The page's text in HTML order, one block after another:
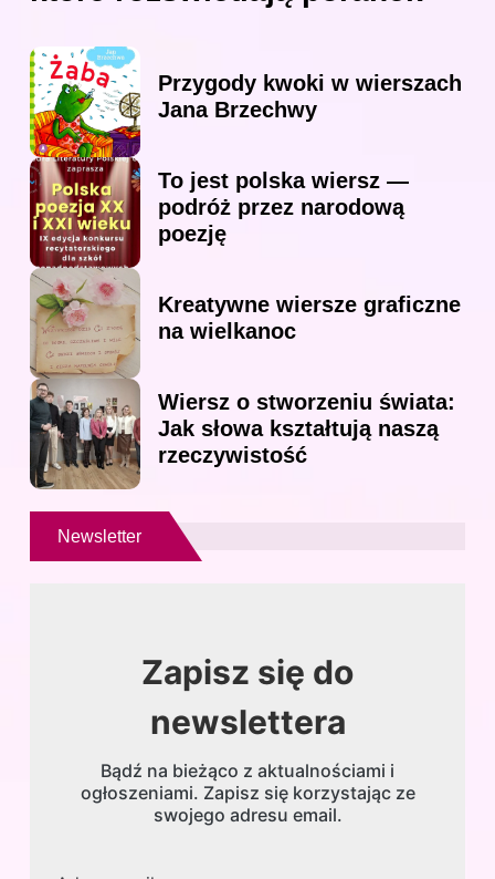
Przygody kwoki w wierszach
Jana Brzechwy
To jest polska wiersz —
podróż przez narodową
poezję
Kreatywne wiersze graficzne
na wielkanoc
Wiersz o stworzeniu świata:
Jak słowa kształtują naszą
rzeczywistość
Newsletter
Zapisz się do
newslettera
Bądź na bieżąco z aktualnościami i
ogłoszeniami. Zapisz się korzystając ze
swojego adresu email.